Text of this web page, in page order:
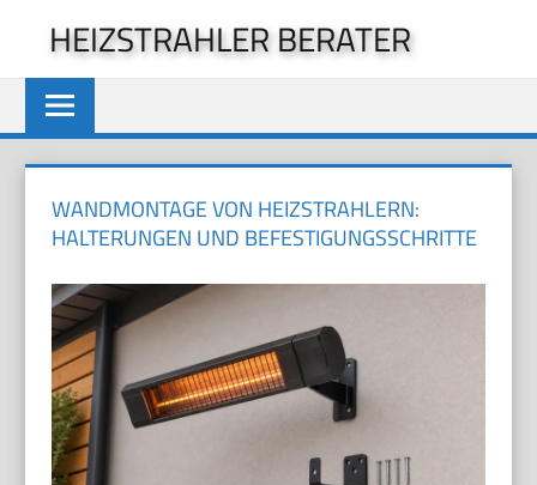
springen
HEIZSTRAHLER BERATER
WANDMONTAGE VON HEIZSTRAHLERN:
HALTERUNGEN UND BEFESTIGUNGSSCHRITTE